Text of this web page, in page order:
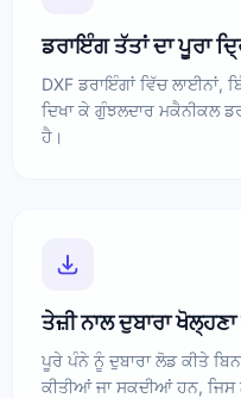
ਡਰਾਇੰਗ ਤੱਤਾਂ ਦਾ ਪੂਰਾ
DXF ਡਰਾਇੰਗਾਂ ਵਿੱਚ
ਦਿਖਾ ਕੇ ਗੁੰਝਲਦਾਰ ਮਕੈਨੀਕਲ
ਹੈ।
ਤੇਜ਼ੀ ਨਾਲ ਦੁਬਾਰਾ
ਪੂਰੇ ਪੰਨੇ ਨੂੰ ਦੁਬਾਰਾ ਲੋਡ ਕੀਤੇ
ਕੀਤੀਆਂ ਜਾ ਸਕਦੀਆਂ ਹਨ, ਜਿਸ